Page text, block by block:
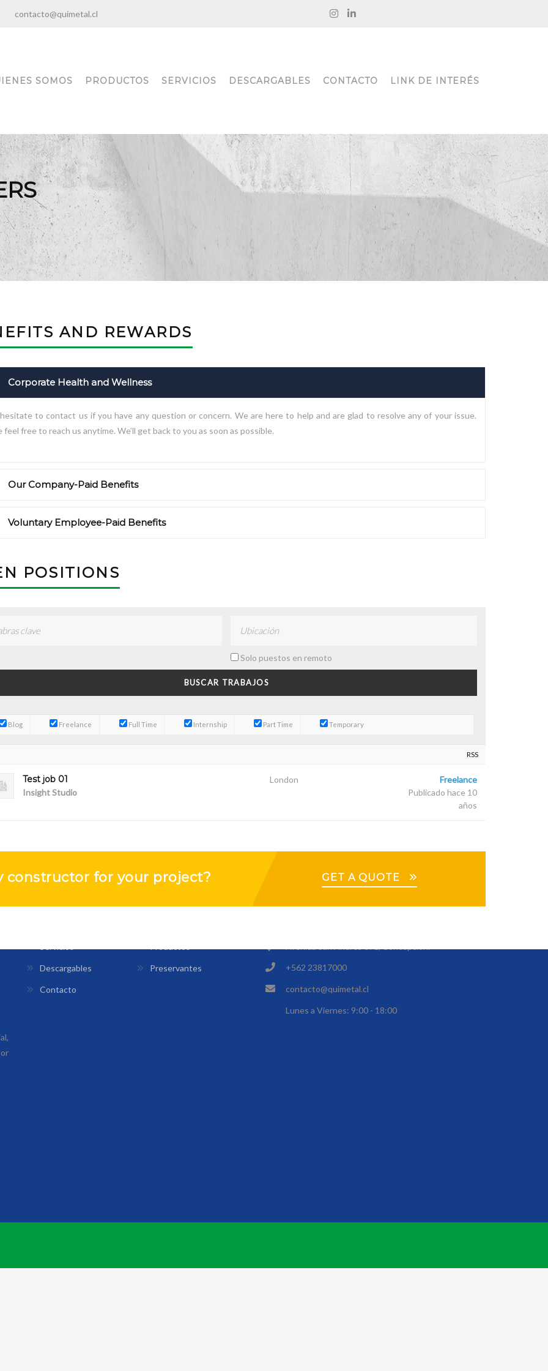
contacto@quimetal.cl
SOMOS PRODUCTOS SERVICIOS DESCARGABLES CONTACTO LINK DE INTERÉS
AND REWARDS
Corporate Health and Wellness
hesitate to contact us if you have any question or concern. We are here to help and are glad to resolve any of your issue.
feel free to reach us anytime. We’ll get back to you as soon as possible.
Our Company-Paid Benefits
Voluntary Employee-Paid Benefits
POSITIONS
Solo puestos en remoto
Blog Freelance Full Time Internship Part Time Temporary
RSS
Test job 01
Insight Studio
London
Freelance
Publicado hace 10
años
for your project? GET A QUOTE
Descargables Preservantes
Contacto
+562 23817000
contacto@quimetal.cl
Lunes a Viernes: 9:00 - 18:00